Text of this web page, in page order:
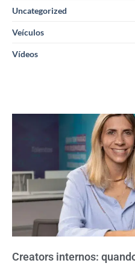
Uncategorized
Veículos
Vídeos
Creators internos: